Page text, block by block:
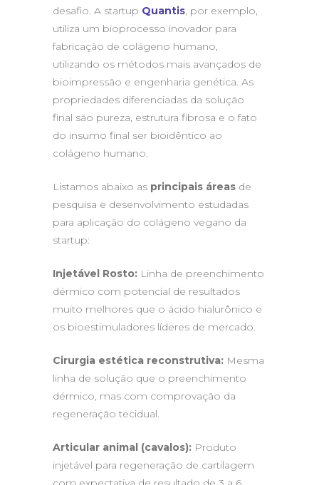
desafio. A startup Quantis, por exemplo,
utiliza um bioprocesso inovador para
fabricação de colágeno humano,
utilizando os métodos mais avançados de
bioimpressão e engenharia genética. As
propriedades diferenciadas da solução
final são pureza, estrutura fibrosa e o fato
do insumo final ser bioidêntico ao
colágeno humano.
Listamos abaixo as principais áreas de
pesquisa e desenvolvimento estudadas
para aplicação do colágeno vegano da
startup:
Injetável Rosto: Linha de preenchimento
dérmico com potencial de resultados
muito melhores que o ácido hialurônico e
os bioestimuladores líderes de mercado.
Cirurgia estética reconstrutiva: Mesma
linha de solução que o preenchimento
dérmico, mas com comprovação da
regeneração tecidual.
Articular animal (cavalos): Produto
injetável para regeneração de cartilagem